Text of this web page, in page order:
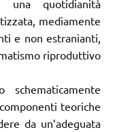
una quotidianità
mediamente
e non estranianti,
riproduttivo
teoriche
da un’adeguata